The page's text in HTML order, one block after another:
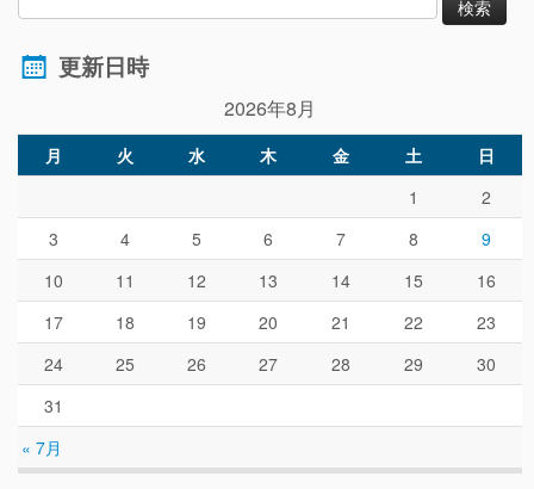
更新日時
2026年8月
月 火 水 木 金 土 日
« 7月
1
2
3
4 5 6 7 8
9
10
11 12 13 14 15
16
17
18 19 20 21 22
23
24
25 26 27 28 29
30
31